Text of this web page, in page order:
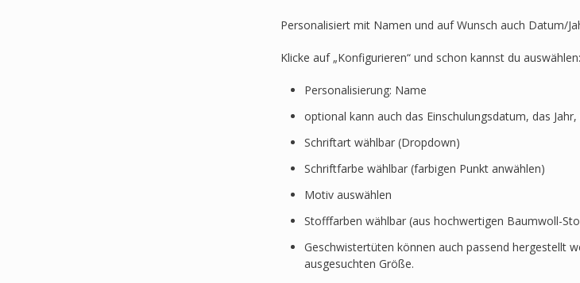
Bär
Personalisiert mit Namen und auf Wunsch auch Datum/
Klicke auf „Konfigurieren“ und schon kannst du auswählen:
Personalisierung: Name
optional kann auch das Einschulungsdatum, das
Schriftart wählbar (Dropdown)
Schriftfarbe wählbar (farbigen Punkt anwählen)
Motiv auswählen
Stofffarben wählbar (aus hochwertigen Baumwoll-
Geschwistertüten können auch passend hergestellt
ausgesuchten Größe.